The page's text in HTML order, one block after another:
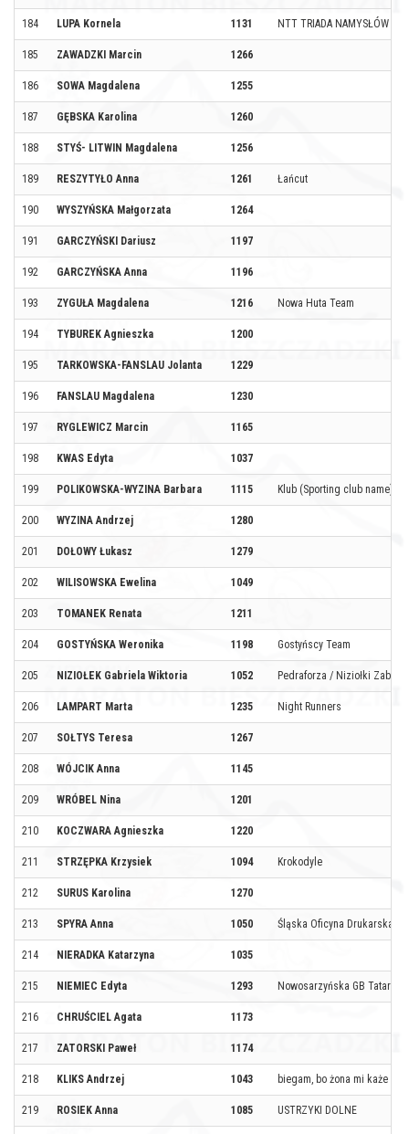
184 LUPA Kornela 1131 NTT TRIADA NAMYSŁÓW
185 ZAWADZKI Marcin 1266
186 SOWA Magdalena 1255
187 GĘBSKA Karolina 1260
188 STYŚ- LITWIN Magdalena 1256
189 RESZYTYŁO Anna 1261 Łańcut
190 WYSZYŃSKA Małgorzata 1264
191 GARCZYŃSKI Dariusz 1197
192 GARCZYŃSKA Anna 1196
193 ZYGUŁA Magdalena 1216 Nowa Huta Team
194 TYBUREK Agnieszka 1200
195 TARKOWSKA-FANSLAU Jolanta 1229
196 FANSLAU Magdalena 1230
197 RYGLEWICZ Marcin 1165
198 KWAS Edyta 1037
199 POLIKOWSKA-WYZINA Barbara 1115 Klub (Sporting club name)
200 WYZINA Andrzej 1280
201 DOŁOWY Łukasz 1279
202 WILISOWSKA Ewelina 1049
203 TOMANEK Renata 1211
204 GOSTYŃSKA Weronika 1198 Gostyńscy Team
205 NIZIOŁEK Gabriela Wiktoria 1052 Pedraforza / Niziołki
206 LAMPART Marta 1235 Night Runners
207 SOŁTYS Teresa 1267
208 WÓJCIK Anna 1145
209 WRÓBEL Nina 1201
210 KOCZWARA Agnieszka 1220
211 STRZĘPKA Krzysiek 1094 Krokodyle
212 SURUS Karolina 1270
213 SPYRA Anna 1050 Śląska Oficyna Drukarska
214 NIERADKA Katarzyna 1035
215 NIEMIEC Edyta 1293 Nowosarzyńska GB Tatary
216 CHRUŚCIEL Agata 1173
217 ZATORSKI Paweł 1174
218 KLIKS Andrzej 1043 biegam, bo żona mi każe
219 ROSIEK Anna 1085 USTRZYKI DOLNE